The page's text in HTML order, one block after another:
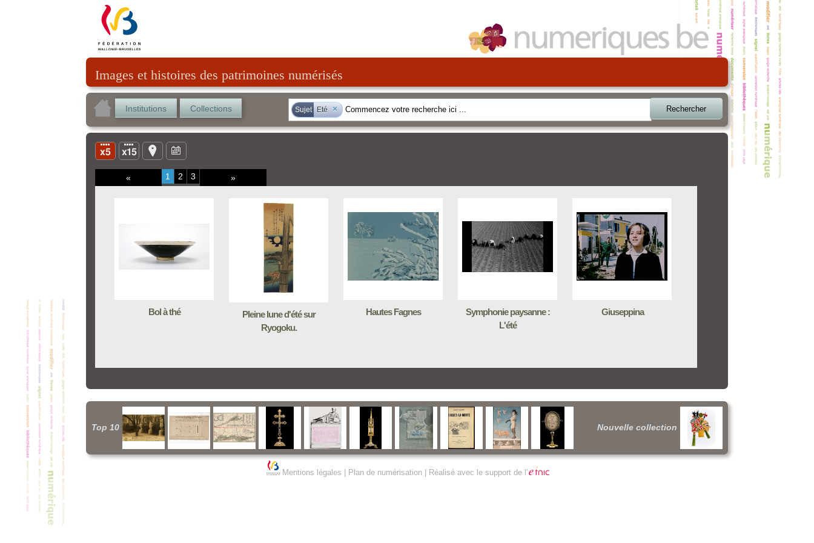
Images et histoires des patrimoines numérisés
Institutions Collections Sujet Eté × Rechercher
« 1 2 3 »
Bol à thé
Pleine lune d'été sur
Ryogoku.
Hautes Fagnes
Symphonie paysanne :
L'été
Giuseppina
Top 10 Nouvelle collection
Mentions légales Plan de numérisation| Réalisé avec le support de l'